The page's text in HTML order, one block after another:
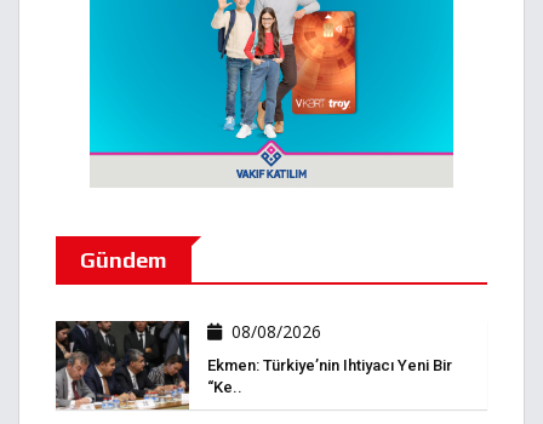
Gündem
08/08/2026
Ekmen: Türkiye’nin Ihtiyacı Yeni Bir
“ke..